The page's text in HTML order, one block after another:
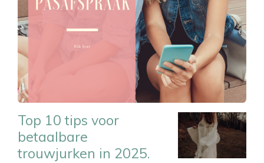
Top 10 tips voor
betaalbare
trouwjurken in 2025.